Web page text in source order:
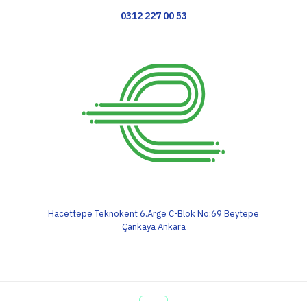
0312 227 00 53
Hacettepe Teknokent 6.Arge C-Blok No:69 Beytepe
Çankaya Ankara